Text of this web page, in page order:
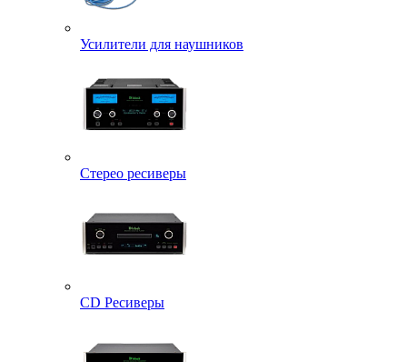
Усилители для наушников
Стерео ресиверы
CD Ресиверы